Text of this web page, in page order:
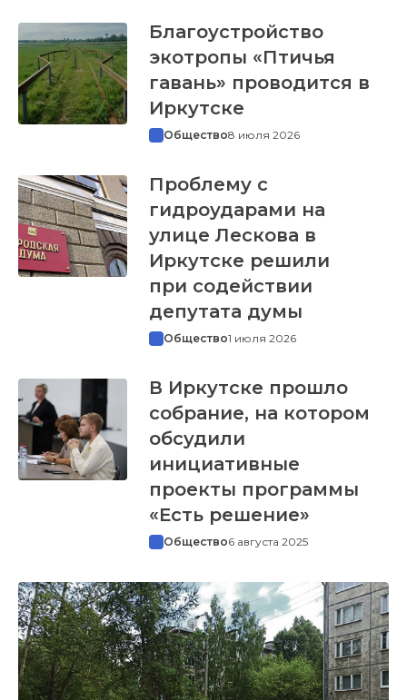
Благоустройство
экотропы «Птичья
гавань» проводится в
Иркутске
Общество8 июля 2026
Проблему с
гидроударами на
улице Лескова в
Иркутске решили
при содействии
депутата думы
Общество1 июля 2026
В Иркутске прошло
собрание, на котором
обсудили
инициативные
проекты программы
«Есть решение»
Общество6 августа 2025